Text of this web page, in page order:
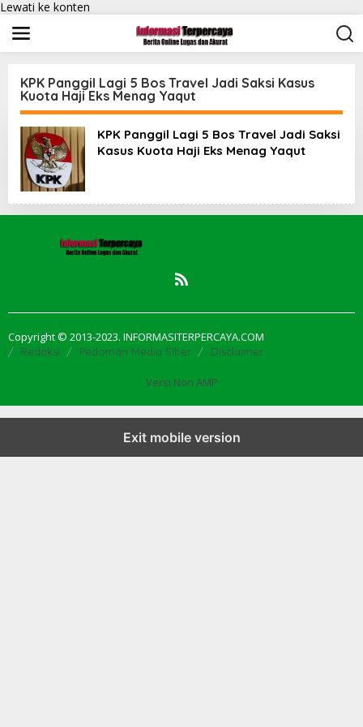
Lewati ke konten
KPK Panggil Lagi 5 Bos Travel Jadi Saksi Kasus
Kuota Haji Eks Menag Yaqut
KPK Panggil Lagi 5 Bos Travel Jadi Saksi
Kasus Kuota Haji Eks Menag Yaqut
Copyright © 2013-2023. INFORMASITERPERCAYA.COM
Redaksi Pedoman Media Siber Disclaimer
Versi Non AMP
Exit mobile version